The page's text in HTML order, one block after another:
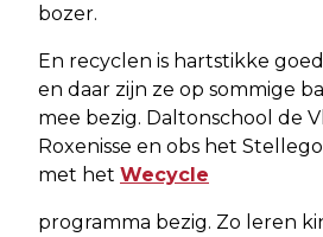
bozer.
En recyclen is hartstikke
en daar zijn ze op sommige
mee bezig. Daltonschool de
Roxenisse en obs het
met het Wecycle
programma bezig. Zo leren